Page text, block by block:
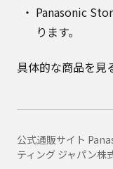
Panasonic
ります。
具体的な商品を見
公式通販サイト
ティング ジャパン株